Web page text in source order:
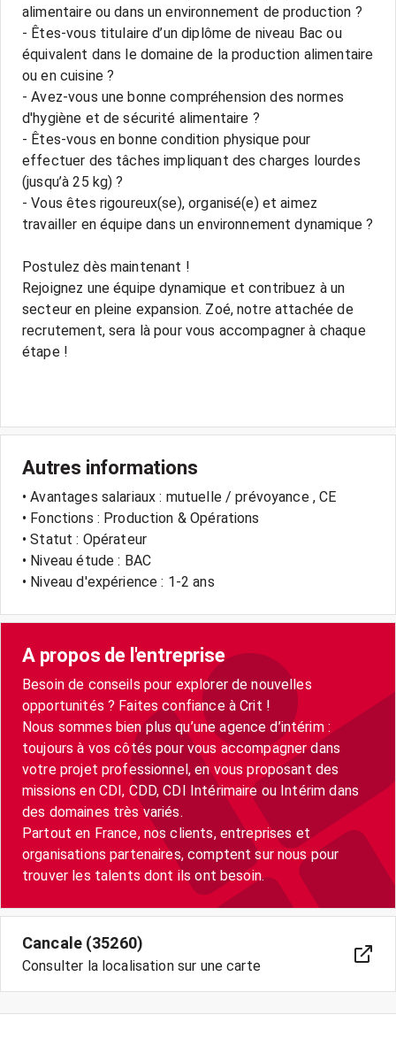
alimentaire ou dans un environnement de production ?
- Êtes-vous titulaire d’un diplôme de niveau Bac ou
équivalent dans le domaine de la production alimentaire
ou en cuisine ?
- Avez-vous une bonne compréhension des normes
d'hygiène et de sécurité alimentaire ?
- Êtes-vous en bonne condition physique pour
effectuer des tâches impliquant des charges lourdes
(jusqu’à 25 kg) ?
- Vous êtes rigoureux(se), organisé(e) et aimez
travailler en équipe dans un environnement dynamique ?
Postulez dès maintenant !
Rejoignez une équipe dynamique et contribuez à un
secteur en pleine expansion. Zoé, notre attachée de
recrutement, sera là pour vous accompagner à chaque
étape !
Autres informations
• Avantages salariaux : mutuelle / prévoyance , CE
• Fonctions : Production & Opérations
• Statut : Opérateur
• Niveau étude : BAC
• Niveau d'expérience : 1-2 ans
A propos de l'entreprise
Besoin de conseils pour explorer de nouvelles
opportunités ? Faites confiance à Crit !
Nous sommes bien plus qu’une agence d’intérim :
toujours à vos côtés pour vous accompagner dans
votre projet professionnel, en vous proposant des
missions en CDI, CDD, CDI Intérimaire ou Intérim dans
des domaines très variés.
Partout en France, nos clients, entreprises et
organisations partenaires, comptent sur nous pour
trouver les talents dont ils ont besoin.
Cancale (35260)
Consulter la localisation sur une carte